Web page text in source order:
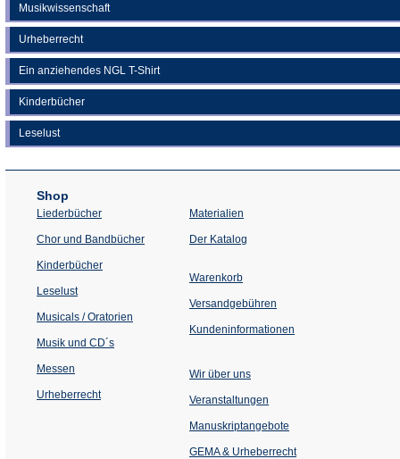
Musikwissenschaft
Urheberrecht
Ein anziehendes NGL T-Shirt
Kinderbücher
Leselust
Shop
Liederbücher
Chor und Bandbücher
Kinderbücher
Leselust
Musicals / Oratorien
Musik und CD´s
Messen
Urheberrecht
Materialien
Der Katalog
Warenkorb
Versandgebühren
Kundeninformationen
Wir über uns
Veranstaltungen
einem
Tab)
Manuskriptangebote
GEMA & Urheberrecht